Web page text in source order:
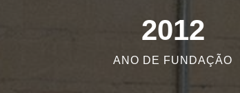
2012
ANO DE FUNDAÇÃO